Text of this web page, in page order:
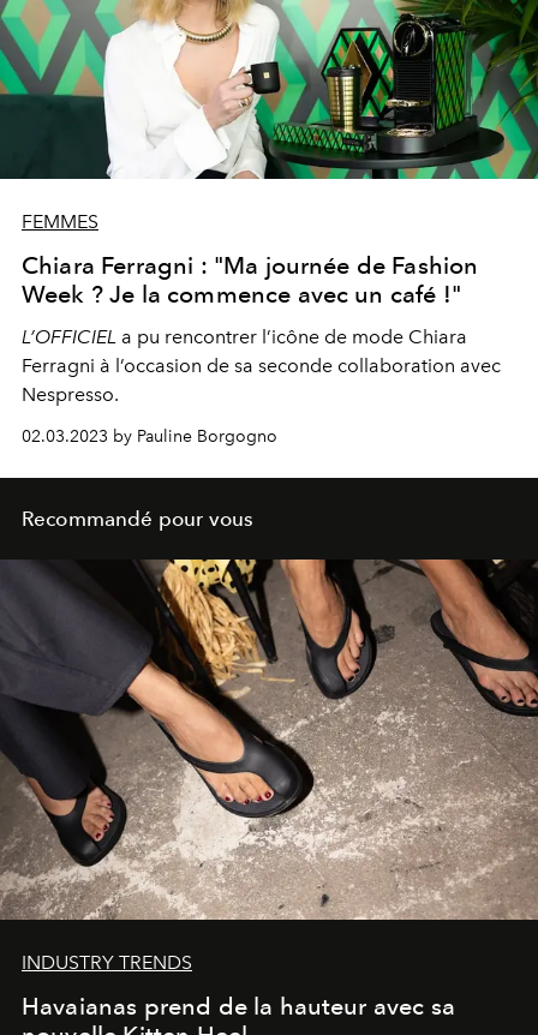
FEMMES
Chiara Ferragni : "Ma journée de Fashion
Week ? Je la commence avec un café !"
L’OFFICIEL a pu rencontrer l’icône de mode Chiara
Ferragni à l’occasion de sa seconde collaboration avec
Nespresso.
02.03.2023 by Pauline Borgogno
Recommandé pour vous
INDUSTRY TRENDS
Havaianas prend de la hauteur avec sa